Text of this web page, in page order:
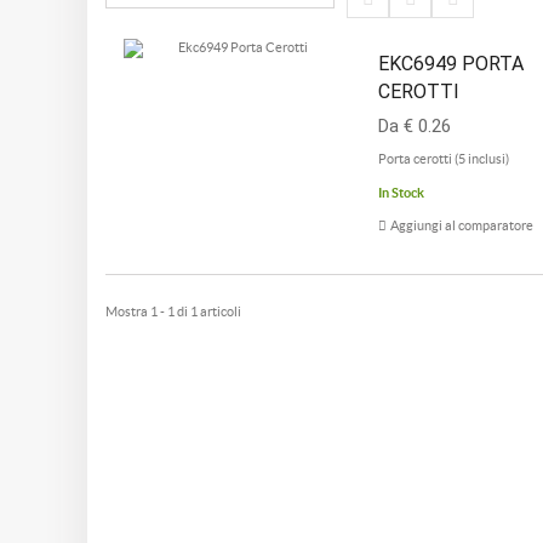
EKC6949 PORTA
CEROTTI
Da € 0.26
Porta cerotti (5 inclusi)
In Stock
Aggiungi al comparatore
Mostra 1 - 1 di 1 articoli